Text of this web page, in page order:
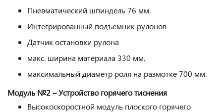
Пневматический шпиндель 76 мм.
Интегрированный подъемник рулонов
Датчик остановки рулона
макс. ширина материала 330 мм.
максимальный диаметр роля на размотке 700 мм.
Модуль №2 – Устройство горячего тиснения
Высокоскоростной модуль плоского горячего